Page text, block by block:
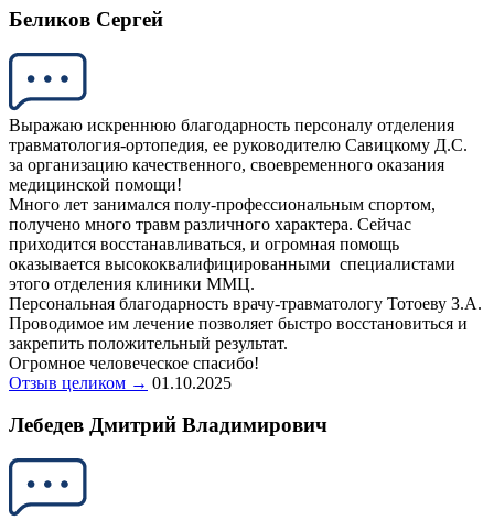
Беликов Сергей
Выражаю искреннюю благодарность персоналу отделения
травматология-ортопедия, ее руководителю Савицкому Д.С.
за организацию качественного, своевременного оказания
медицинской помощи!
Много лет занимался полу-профессиональным спортом,
получено много травм различного характера. Сейчас
приходится восстанавливаться, и огромная помощь
оказывается высококвалифицированными специалистами
этого отделения клиники ММЦ.
Персональная благодарность врачу-травматологу Тотоеву З.А.
Проводимое им лечение позволяет быстро восстановиться и
закрепить положительный результат.
Огромное человеческое спасибо!
Отзыв целиком → 01.10.2025
Лебедев Дмитрий Владимирович